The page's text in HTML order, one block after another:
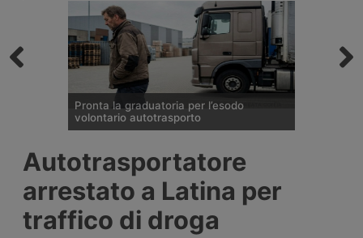
Pronta la graduatoria per l’esodo
volontario autotrasporto
degli Autotrasportatori ha pubblicato
l’elenco delle 133 imprese monoveicolari
ammesse agli incentivi da 15mila euro per
l’uscita volontaria dal mercato, nell’ambito
del bando finanziato con 2 milioni di euro
per il 2026.
Autotrasportatore
arrestato a Latina per
traffico di droga